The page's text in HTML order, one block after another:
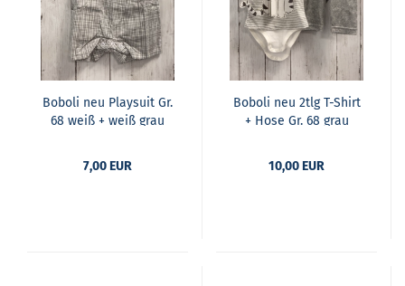
Bobo­li neu Play­suit Gr.
68 weiß + weiß grau
7,00 EUR
Bobo­li neu 2tlg T-​Shirt
+ Hose Gr. 68 grau
Frot­tee
10,00 EUR